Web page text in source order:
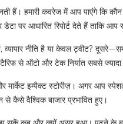
हैं। हमारी कवरेज में आप पाएंगे
पर आधारित रिपोर्ट देते हैं ताकि
नीति है या केवल ट्वीट?
से ऑटो और टेक निर्यात सबसे ज्यादा
इम्पैक्ट स्टोरीज़। अगर आप
से कैसे वैश्विक बाजार प्रभावित हुए।